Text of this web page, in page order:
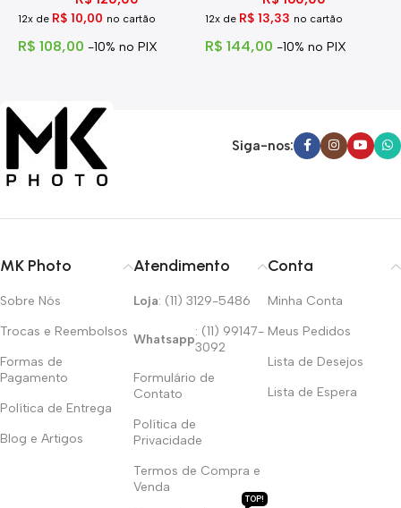
12x de R$ 10,00 no cartão
R$ 108,00 -10% no PIX
12x de R$13,33 no cartão
R$ 144,00 -10% no PIX
Siga-nos:
MK Photo
Sobre Nós
Trocas e Reembolsos
Formas de
Pagamento
Política de Entrega
Blog e Artigos
Atendimento
Loja: (11) 3129-5486
Whatsapp
: (11) 99147-
3092
Formulário de
Contato
Política de
Privacidade
Termos de Compra e
Venda
TOP!
Conta
Minha Conta
Meus Pedidos
Lista de Desejos
Lista de Espera